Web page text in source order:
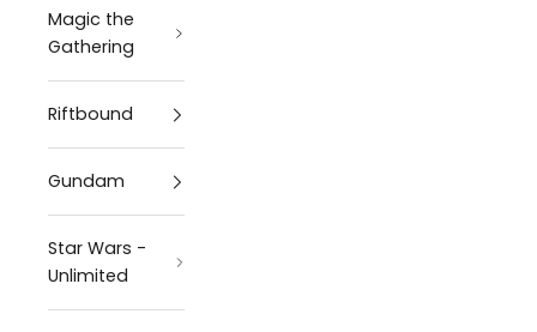
Magic the
Gathering
Riftbound
Gundam
Star Wars -
Unlimited